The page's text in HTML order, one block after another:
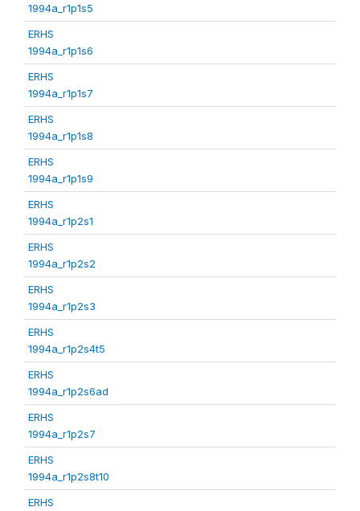
1994a_r1p1s5
ERHS
1994a_r1p1s6
ERHS
1994a_r1p1s7
ERHS
1994a_r1p1s8
ERHS
1994a_r1p1s9
ERHS
1994a_r1p2s1
ERHS
1994a_r1p2s2
ERHS
1994a_r1p2s3
ERHS
1994a_r1p2s4t5
ERHS
1994a_r1p2s6ad
ERHS
1994a_r1p2s7
ERHS
1994a_r1p2s8t10
ERHS